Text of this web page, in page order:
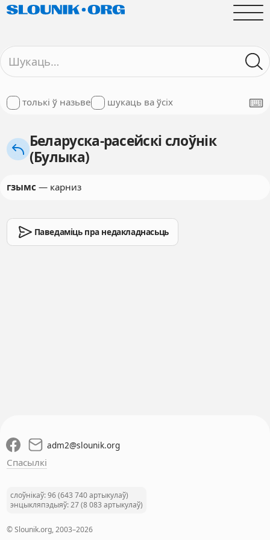
толькі ў назьве шукаць ва ўсіх
Беларуска-расейскі слоўнік
(Булыка)
гзымс— карниз
Паведаміць пра недакладнасьць
adm2@slounik.org
Спасылкі
слоўнікаў: 96 (643 740 артыкулаў)
энцыкляпэдыяў: 27 (8 083 артыкулаў)
© Slounik.org, 2003–2026